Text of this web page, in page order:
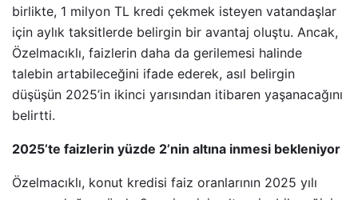
birlikte, 1 milyon TL kredi çekmek isteyen vatandaşlar
için aylık taksitlerde belirgin bir avantaj oluştu. Ancak,
Özelmacıklı, faizlerin daha da gerilemesi halinde
talebin artabileceğini ifade ederek, asıl belirgin
düşüşün 2025’in ikinci yarısından itibaren yaşanacağını
belirtti.
2025’te faizlerin yüzde 2’nin altına inmesi bekleniyor
Özelmacıklı, konut kredisi faiz oranlarının 2025 yılı